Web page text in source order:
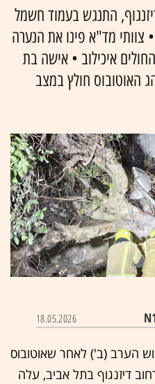
התנגש בעמוד חשמל
צוותי מד"א פינו את הנערה
איכילוב • אישה בת
קשה, נהג האוטובוס חולץ במצב
18.05.2026
אנוש הערב (ב') לאחר שאוטובוס
דיזנגוף בתל אביב, עלה